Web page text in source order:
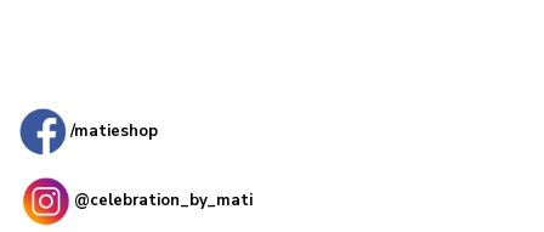
/matieshop
@celebration_by_mati